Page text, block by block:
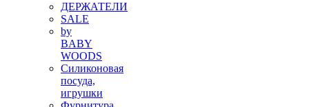
ДЕРЖАТЕЛИ
SALE
by
BABY
WOODS
Силиконовая
посуда,
игрушки